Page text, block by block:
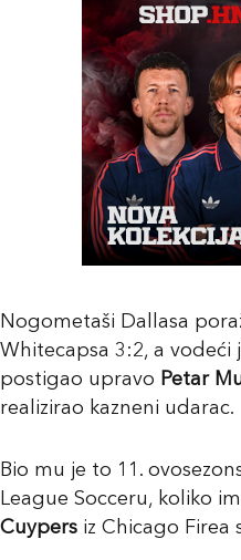
Nogometaši Dallasa
Whitecapsa 3:2, a
postigao upravo Petar
realizirao kazneni udarac.
Bio mu je to 11.
League Socceru, koliko
Cuypers iz Chicago Firea